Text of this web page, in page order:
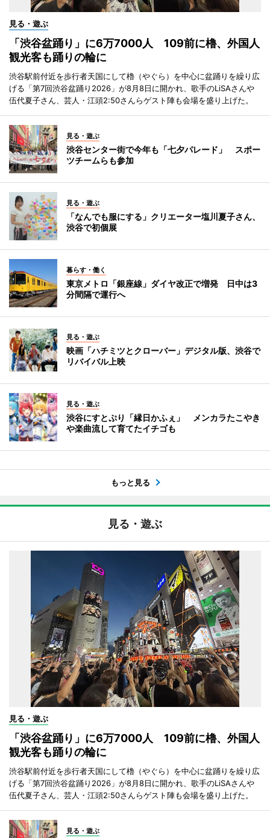
見る・遊ぶ
「渋谷盆踊り」に6万7000人 109前に櫓、外国人
観光客も踊りの輪に
渋谷駅前付近を歩行者天国にして櫓（やぐら）を中心に盆踊りを繰り広
げる「第7回渋谷盆踊り2026」が8月8日に開かれ、歌手のLiSAさんや
伍代夏子さん、芸人・江頭2:50さんらゲスト陣も会場を盛り上げた。
見る・遊ぶ
渋谷センター街で今年も「七夕パレード」 スポー
ツチームらも参加
見る・遊ぶ
「なんでも服にする」クリエーター塩川夏子さん、
渋谷で初個展
暮らす・働く
東京メトロ「銀座線」ダイヤ改正で増発 日中は3
分間隔で運行へ
見る・遊ぶ
映画「ハチミツとクローバー」デジタル版、渋谷で
リバイバル上映
見る・遊ぶ
渋谷にすとぷり「縁日かふぇ」 メンカラたこやき
や楽曲流して育てたイチゴも
もっと見る
見る・遊ぶ
見る・遊ぶ
「渋谷盆踊り」に6万7000人 109前に櫓、外国人
観光客も踊りの輪に
渋谷駅前付近を歩行者天国にして櫓（やぐら）を中心に盆踊りを繰り広
げる「第7回渋谷盆踊り2026」が8月8日に開かれ、歌手のLiSAさんや
伍代夏子さん、芸人・江頭2:50さんらゲスト陣も会場を盛り上げた。
見る・遊ぶ